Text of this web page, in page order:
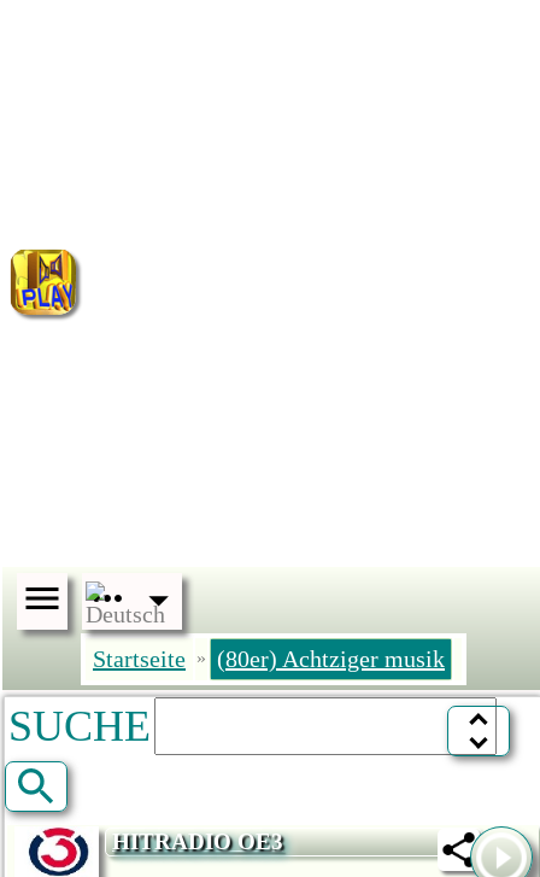
Startseite » (80er) Achtziger musik
SUCHE
HITRADIO OE3